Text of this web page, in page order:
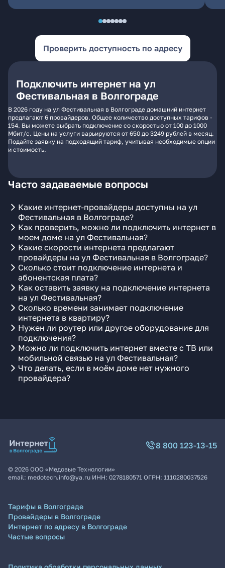
Проверить доступность по адресу
Подключить интернет на ул
Фестивальная в Волгограде
В 2026 году на ул Фестивальная в Волгограде домашний интернет
предлагают 6 провайдеров. Общее количество доступных тарифов -
154. Вы можете выбрать подключение со скоростью от 100 до 1000
Мбит/с. Цены на услуги варьируются от 650 до 3249 рублей в месяц.
Подайте заявку на подходящий тариф, учитывая необходимые опции
и стоимость.
Часто задаваемые вопросы
Какие интернет-провайдеры доступны на ул
Фестивальная в Волгограде?
Как проверить, можно ли подключить интернет в
моем доме на ул Фестивальная?
Какие скорости интернета предлагают
провайдеры на ул Фестивальная в Волгограде?
Сколько стоит подключение интернета и
абонентская плата?
Как оставить заявку на подключение интернета
на ул Фестивальная?
Сколько времени занимает подключение
интернета в квартиру?
Нужен ли роутер или другое оборудование для
подключения?
Можно ли подключить интернет вместе с ТВ или
мобильной связью на ул Фестивальная?
Что делать, если в моём доме нет нужного
провайдера?
8 800 123-13-15
© 2026 ООО «Медовые Технологии»
email: medotech.info@ya.ru ИНН: 0278180571 ОГРН: 1110280037526
Тарифы в Волгограде
Провайдеры в Волгограде
Интернет по адресу в Волгограде
Частые вопросы